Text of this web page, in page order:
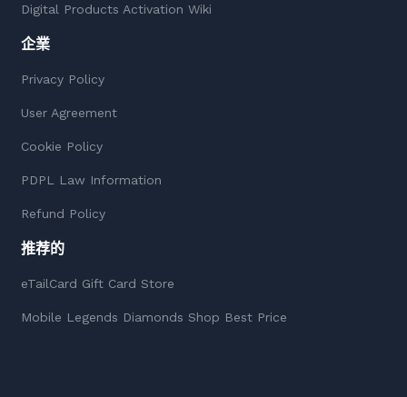
Digital Products Activation Wiki
企業
Privacy Policy
User Agreement
Cookie Policy
PDPL Law Information
Refund Policy
推荐的
eTailCard Gift Card Store
Mobile Legends Diamonds Shop Best Price